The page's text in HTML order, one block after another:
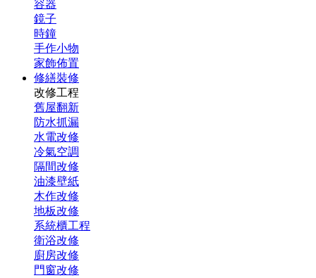
容器
鏡子
時鐘
手作小物
家飾佈置
修繕裝修
改修工程
舊屋翻新
防水抓漏
水電改修
冷氣空調
隔間改修
油漆壁紙
木作改修
地板改修
系統櫃工程
衛浴改修
廚房改修
門窗改修